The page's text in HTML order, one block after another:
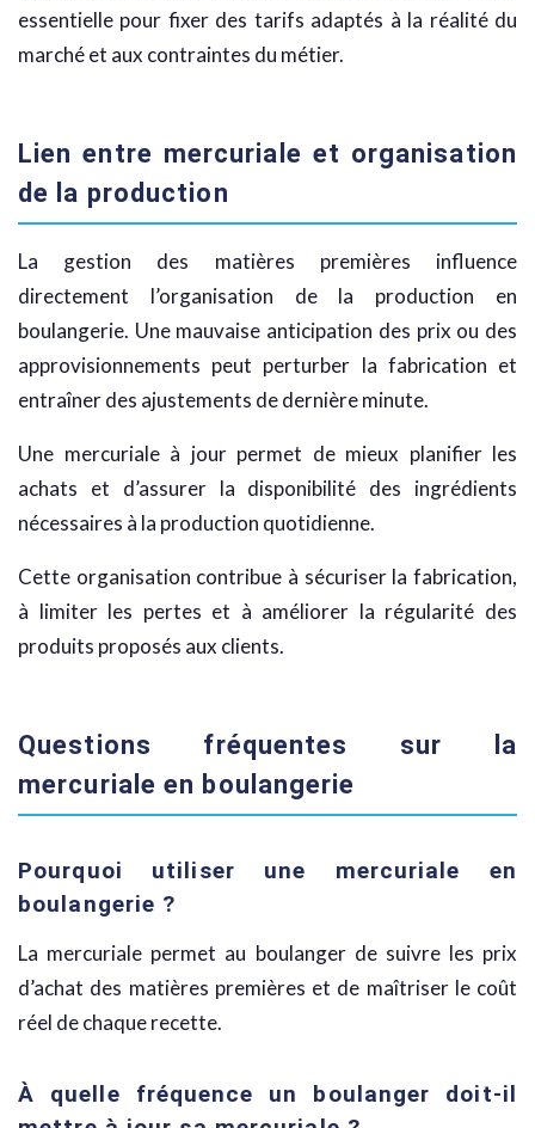
essentielle pour fixer des tarifs adaptés à la réalité du
marché et aux contraintes du métier.
Lien entre mercuriale et organisation
de la production
La gestion des matières premières influence
directement l’organisation de la production en
boulangerie. Une mauvaise anticipation des prix ou des
approvisionnements peut perturber la fabrication et
entraîner des ajustements de dernière minute.
Une mercuriale à jour permet de mieux planifier les
achats et d’assurer la disponibilité des ingrédients
nécessaires à la production quotidienne.
Cette organisation contribue à sécuriser la fabrication,
à limiter les pertes et à améliorer la régularité des
produits proposés aux clients.
Questions fréquentes sur la
mercuriale en boulangerie
Pourquoi utiliser une mercuriale en
boulangerie ?
La mercuriale permet au boulanger de suivre les prix
d’achat des matières premières et de maîtriser le coût
réel de chaque recette.
À quelle fréquence un boulanger doit-il